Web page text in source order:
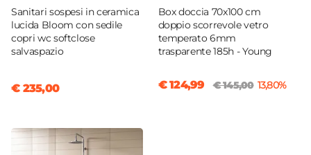
Sanitari sospesi in ceramica
lucida Bloom con sedile
copri wc softclose
salvaspazio
€ 235,00
Box doccia 70x100 cm
doppio scorrevole vetro
temperato 6mm
trasparente 185h - Young
€ 124,99 € 145,00 13,80%